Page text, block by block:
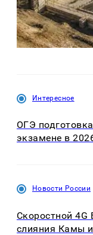
Интересное
ОГЭ
экзамене в
Новости России
Скоростной 4G
слияния Камы